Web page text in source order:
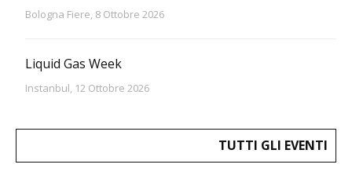
Bologna Fiere, 8 Ottobre 2026
Liquid Gas Week
Instanbul, 12 Ottobre 2026
TUTTI GLI EVENTI